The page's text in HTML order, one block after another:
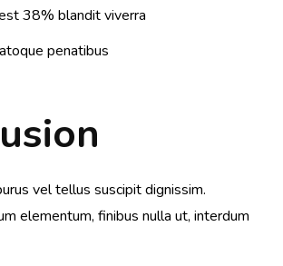
38% blandit viverra
penatibus
vel tellus suscipit dignissim.
elementum, finibus nulla ut, interdum